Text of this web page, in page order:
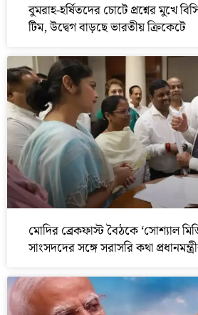
বুমরাহ-হর্ষিতদের চোটে প্রশ্নের মুখে
টিম, উদ্বেগ বাড়ছে ভারতীয় ক্রিকেটে
মোদির ব্রেকফাস্ট বৈঠকে ‘সোশ্যাল
সাংসদদের সঙ্গে সরাসরি কথা